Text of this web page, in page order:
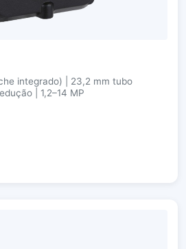
integrado) | 23,2 mm tubo
| 1,2–14 MP